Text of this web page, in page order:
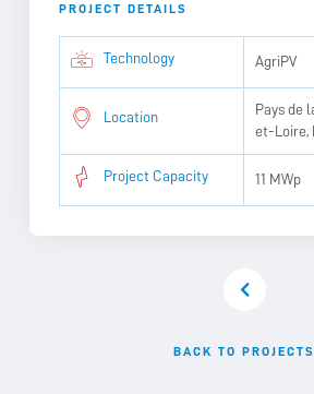
PROJECT DETAILS
Technology AgriPV
Location
Pays de
et-Loire,
Project Capacity 11 MWp
BACK TO PROJECTS